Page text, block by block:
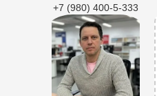
+7 (980) 400-5-333